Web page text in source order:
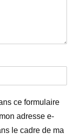
ce formulaire
adresse e-
le cadre de ma